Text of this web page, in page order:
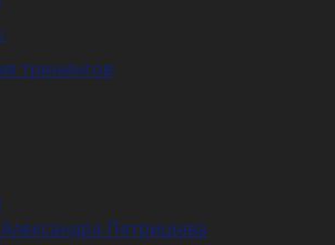
тренингов
Петрищева